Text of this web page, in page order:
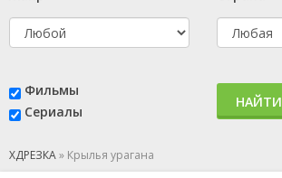
Фильмы
Сериалы
НАЙТИ
ХДРЕЗКА» Крылья урагана